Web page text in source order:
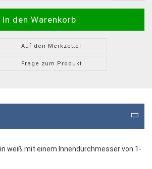
Auf den Merkzettel
Frage zum Produkt
weiß mit einem Innendurchmesser von 1-